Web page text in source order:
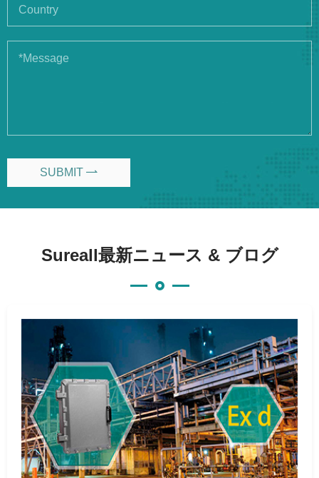
SUBMIT 
Sureall最新ニュース & ブログ